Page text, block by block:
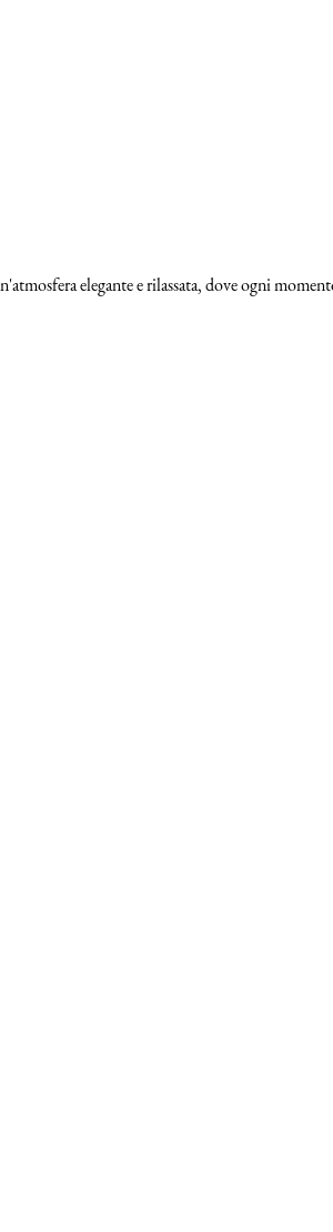
elegante e rilassata, dove ogni